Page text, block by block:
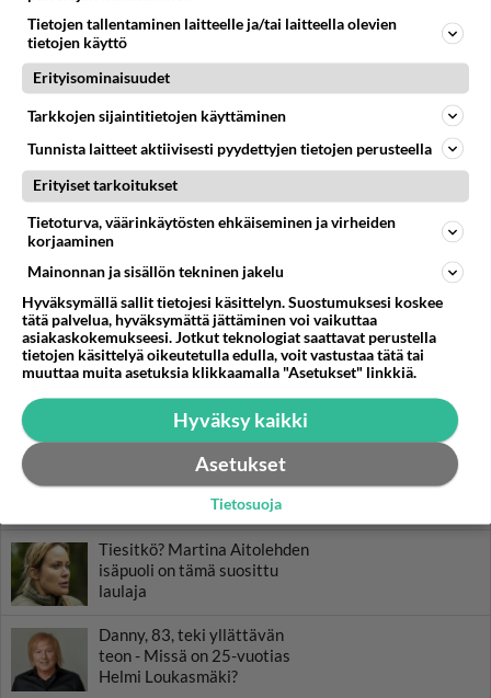
LUETUIMMAT
Muistatko? Kädestä suuhun
elävä Satu sai jättimäisen
rahasalkun Henry-
miljonääriltä
Luetuimmat: Aarne Pelkonen
ja Noora Louhimo vihdoinkin
yhdessä - Tätä moni jo odotti
Tiesitkö? Martina Aitolehden
isäpuoli on tämä suosittu
laulaja
Danny, 83, teki yllättävän
teon - Missä on 25-vuotias
Helmi Loukasmäki?
Tietojen tallentaminen laitteelle ja/tai laitteella olevien
tietojen käyttö
Erityisominaisuudet
Tarkkojen sijaintitietojen käyttäminen
Tunnista laitteet aktiivisesti pyydettyjen tietojen perusteella
Erityiset tarkoitukset
Tietoturva, väärinkäytösten ehkäiseminen ja virheiden
korjaaminen
Mainonnan ja sisällön tekninen jakelu
Hyväksymällä sallit tietojesi käsittelyn. Suostumuksesi koskee
tätä palvelua, hyväksymättä jättäminen voi vaikuttaa
asiakaskokemukseesi. Jotkut teknologiat saattavat perustella
tietojen käsittelyä oikeutetulla edulla, voit vastustaa tätä tai
muuttaa muita asetuksia klikkaamalla "Asetukset" linkkiä.
Hyväksy kaikki
Asetukset
Tietosuoja